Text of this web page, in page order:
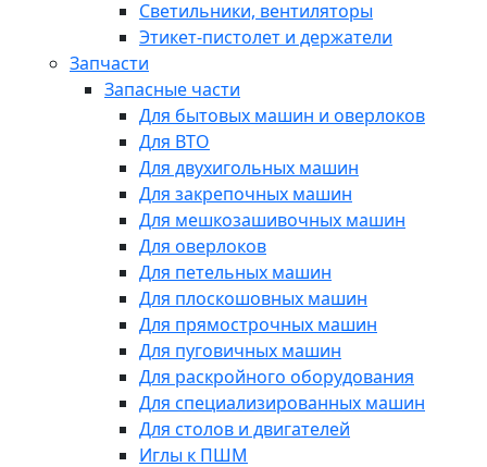
Светильники, вентиляторы
Этикет-пистолет и держатели
Запчасти
Запасные части
Для бытовых машин и оверлоков
Для ВТО
Для двухигольных машин
Для закрепочных машин
Для мешкозашивочных машин
Для оверлоков
Для петельных машин
Для плоскошовных машин
Для прямострочных машин
Для пуговичных машин
Для раскройного оборудования
Для специализированных машин
Для столов и двигателей
Иглы к ПШМ